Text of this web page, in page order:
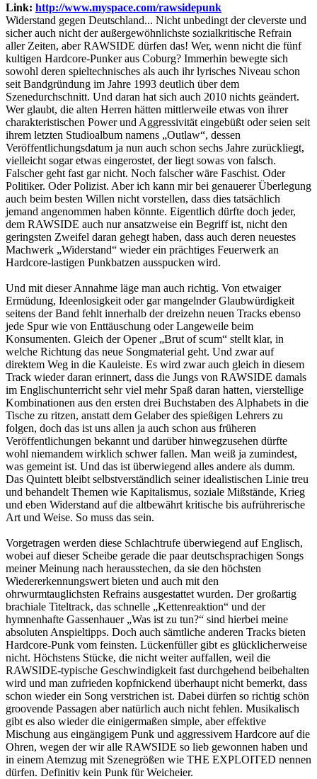
Link: http://www.myspace.com/rawsidepunk
Widerstand gegen Deutschland... Nicht unbedingt der cleverste und
sicher auch nicht der außergewöhnlichste sozialkritische Refrain
aller Zeiten, aber RAWSIDE dürfen das! Wer, wenn nicht die fünf
kultigen Hardcore-Punker aus Coburg? Immerhin bewegte sich
sowohl deren spieltechnisches als auch ihr lyrisches Niveau schon
seit Bandgründung im Jahre 1993 deutlich über dem
Szenedurchschnitt. Und daran hat sich auch 2010 nichts geändert.
Wer glaubt, die alten Herren hätten mittlerweile etwas von ihrer
charakteristischen Power und Aggressivität eingebüßt oder seien seit
ihrem letzten Studioalbum namens „Outlaw“, dessen
Veröffentlichungsdatum ja nun auch schon sechs Jahre zurückliegt,
vielleicht sogar etwas eingerostet, der liegt sowas von falsch.
Falscher geht fast gar nicht. Noch falscher wäre Faschist. Oder
Politiker. Oder Polizist. Aber ich kann mir bei genauerer Überlegung
auch beim besten Willen nicht vorstellen, dass dies tatsächlich
jemand angenommen haben könnte. Eigentlich dürfte doch jeder,
dem RAWSIDE auch nur ansatzweise ein Begriff ist, nicht den
geringsten Zweifel daran gehegt haben, dass auch deren neuestes
Machwerk „Widerstand“ wieder ein prächtiges Feuerwerk an
Hardcore-lastigen Punkbatzen ausspucken wird.
Und mit dieser Annahme läge man auch richtig. Von etwaiger
Ermüdung, Ideenlosigkeit oder gar mangelnder Glaubwürdigkeit
seitens der Band fehlt innerhalb der dreizehn neuen Tracks ebenso
jede Spur wie von Enttäuschung oder Langeweile beim
Konsumenten. Gleich der Opener „Brut of scum“ stellt klar, in
welche Richtung das neue Songmaterial geht. Und zwar auf
direktem Weg in die Kauleiste. Es wird zwar auch gleich in diesem
Track wieder daran erinnert, dass die Jungs von RAWSIDE damals
im Englischunterricht sehr viel mehr Spaß daran hatten, vierstellige
Kombinationen aus den ersten drei Buchstaben des Alphabets in die
Tische zu ritzen, anstatt dem Gelaber des spießigen Lehrers zu
folgen, doch das ist uns allen ja auch schon aus früheren
Veröffentlichungen bekannt und darüber hinwegzusehen dürfte
wohl niemandem wirklich schwer fallen. Man weiß ja zumindest,
was gemeint ist. Und das ist überwiegend alles andere als dumm.
Das Quintett bleibt selbstverständlich seiner idealistischen Linie treu
und behandelt Themen wie Kapitalismus, soziale Mißstände, Krieg
und eben Widerstand auf die altbewährt kritische bis aufrührerische
Art und Weise. So muss das sein.
Vorgetragen werden diese Schlachtrufe überwiegend auf Englisch,
wobei auf dieser Scheibe gerade die paar deutschsprachigen Songs
meiner Meinung nach herausstechen, da sie den höchsten
Wiedererkennungswert bieten und auch mit den
ohrwurmtauglichsten Refrains ausgestattet wurden. Der großartig
brachiale Titeltrack, das schnelle „Kettenreaktion“ und der
hymnenhafte Gassenhauer „Was ist zu tun?“ sind hierbei meine
absoluten Anspieltipps. Doch auch sämtliche anderen Tracks bieten
Hardcore-Punk vom feinsten. Lückenfüller gibt es glücklicherweise
nicht. Höchstens Stücke, die nicht weiter auffallen, weil die
RAWSIDE-typische Geschwindigkeit fast durchgehend beibehalten
wird und man zufrieden kopfnickend überhaupt nicht bemerkt, dass
schon wieder ein Song verstrichen ist. Dabei dürfen so richtig schön
groovende Passagen aber natürlich auch nicht fehlen. Musikalisch
gibt es also wieder die einigermaßen simple, aber effektive
Mischung aus eingängigem Punk und aggressivem Hardcore auf die
Ohren, wegen der wir alle RAWSIDE so lieb gewonnen haben und
in einem Atemzug mit Szenegrößen wie THE EXPLOITED nennen
dürfen. Definitiv kein Punk für Weicheier.